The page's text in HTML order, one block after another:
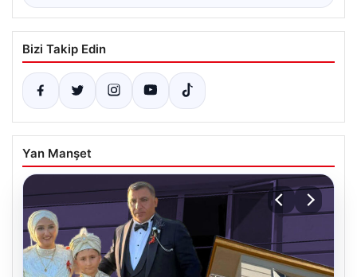
Bizi Takip Edin
Yan Manşet